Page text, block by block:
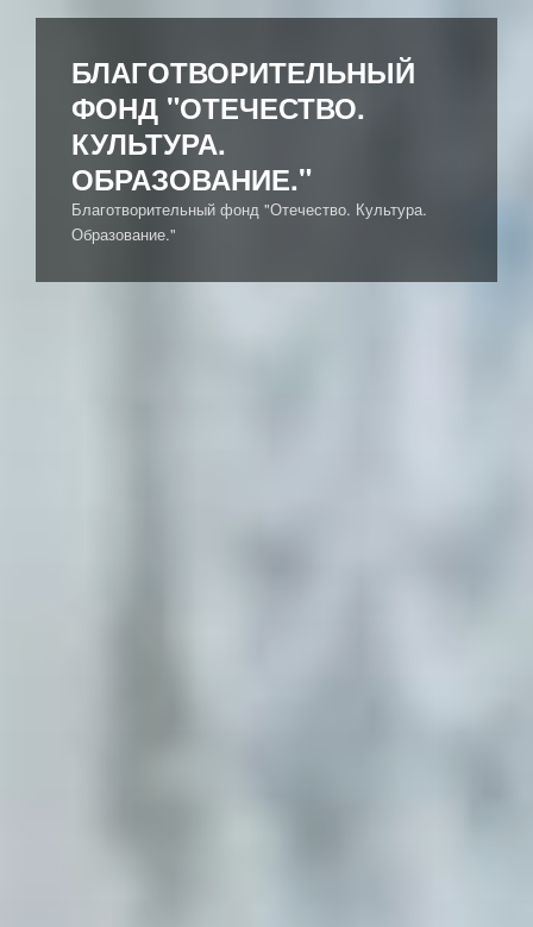
Перейти
содержимомуБЛАГОТВОРИТЕЛЬНЫЙ
ФОНД "ОТЕЧЕСТВО.
КУЛЬТУРА.
ОБРАЗОВАНИЕ."
Благотворительный фонд "Отечество. Культура.
Образование."